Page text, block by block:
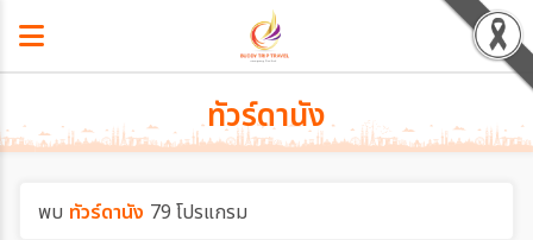
ทัวร์ดานัง
พบ ทัวร์ดานัง 79 โปรแกรม